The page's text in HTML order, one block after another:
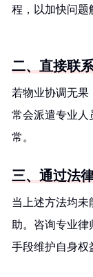
程，以加快问题
二、直接联
若物业协调无果
常会派遣专业人
常。
三、通过法
当上述方法均未
助。咨询专业
手段维护自身权